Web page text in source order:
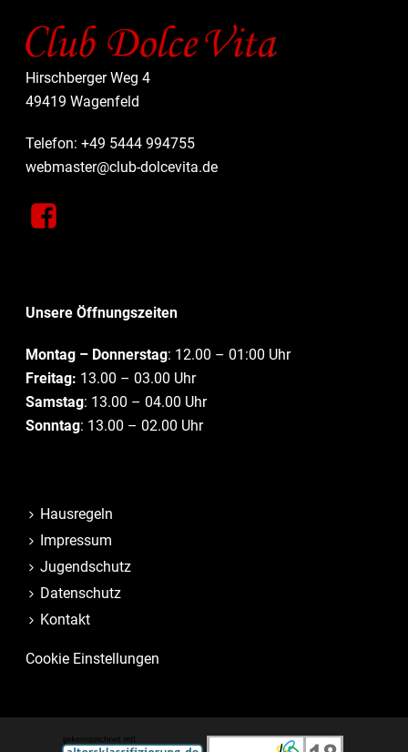
Hirschberger Weg 4
49419 Wagenfeld
Telefon: +49 5444 994755
webmaster@club-dolcevita.de
Unsere Öffnungszeiten
Montag – Donnerstag: 12.00 – 01:00 Uhr
Freitag: 13.00 – 03.00 Uhr
Samstag: 13.00 – 04.00 Uhr
Sonntag: 13.00 – 02.00 Uhr
Hausregeln
Impressum
Jugendschutz
Datenschutz
Kontakt
Cookie Einstellungen